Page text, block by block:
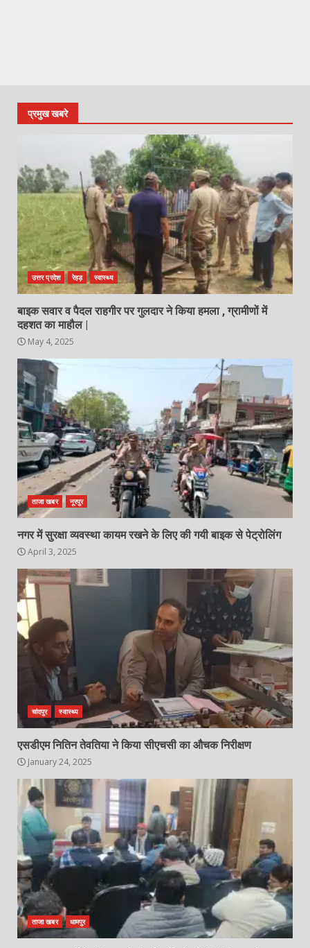
प्रमुख खबरे
उत्तर प्रदेश रेहड़ स्वास्थ्य
बाइक सवार व पैदल राहगीर पर गुलदार ने किया हमला , ग्रामीणों में
दहशत का माहौल |
May 4, 2025
ताजा खबर नूरपुर
नगर में सुरक्षा व्यवस्था कायम रखने के लिए की गयी बाइक से पेट्रोलिंग
April 3, 2025
चांदपुर स्वास्थ्य
एसडीएम नितिन तेवतिया ने किया सीएचसी का औचक निरीक्षण
January 24, 2025
ताजा खबर धामपुर